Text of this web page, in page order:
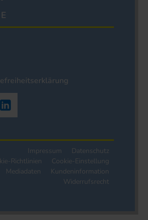
Impressum
Datenschutz
Richtlinien
Cookie-Einstellung
Mediadaten
Kundeninformation
Widerrufsrecht